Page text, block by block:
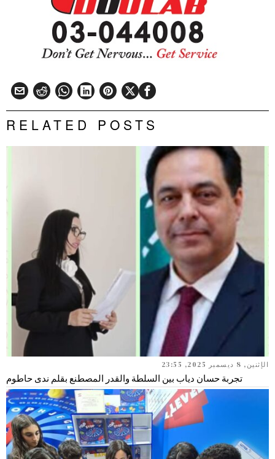
RELATED POSTS
الإثنين, 8 ديسمبر 2025, 23:55
تجربة حسان دياب بين السلطة والقدر المصطنع بقلم ندى حاطوم